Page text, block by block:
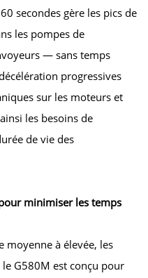
secondes gère les pics de
les pompes de
— sans temps
progressives
sur les moteurs et
les besoins de
de vie des
minimiser les temps
moyenne à élevée, les
G580M est conçu pour